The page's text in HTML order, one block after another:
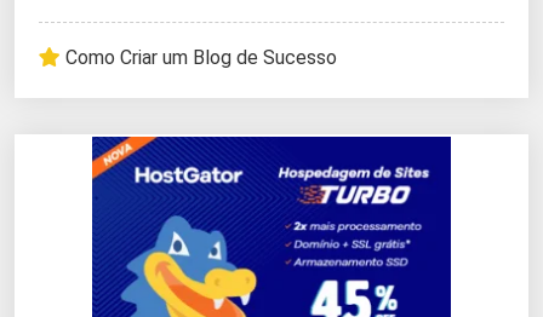
Como Criar um Blog de Sucesso